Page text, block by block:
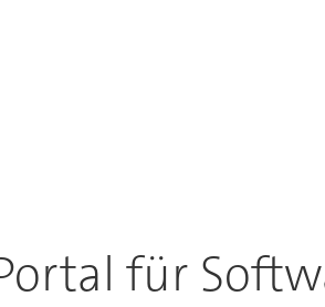
für